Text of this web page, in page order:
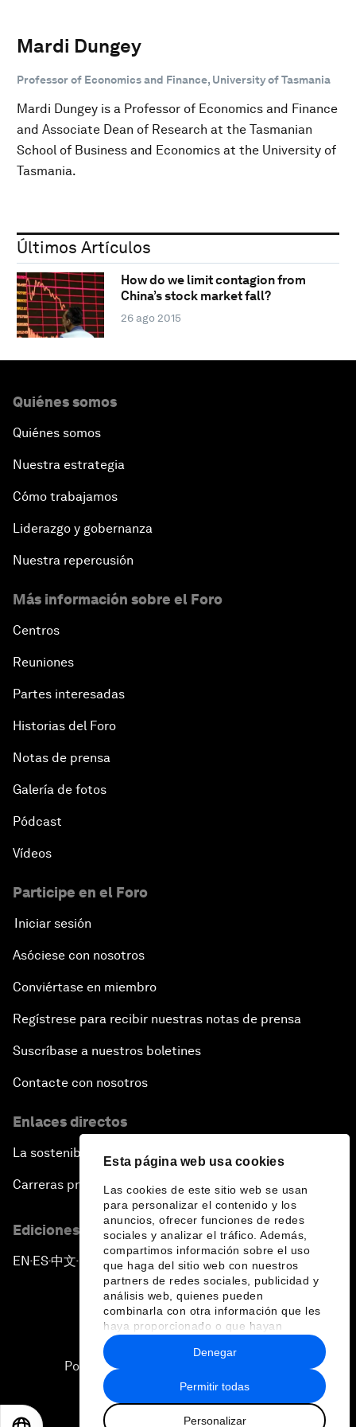
Esta página web usa cookies
Las cookies de este sitio web se usan
para personalizar el contenido y los
anuncios, ofrecer funciones de redes
sociales y analizar el tráfico. Además,
compartimos información sobre el uso
que haga del sitio web con nuestros
partners de redes sociales, publicidad y
análisis web, quienes pueden
combinarla con otra información que les
haya proporcionado o que hayan
recopilado a partir del uso que haya
hecho de sus servicios.
Permitir todas
Personalizar
Denegar
Mardi Dungey
Professor of Economics and Finance, University of Tasmania
Mardi Dungey is a Professor of Economics and Finance
and Associate Dean of Research at the Tasmanian
School of Business and Economics at the University of
Tasmania.
Últimos Artículos
How do we limit contagion from
China’s stock market fall?
26 ago 2015
Quiénes somos
Quiénes somos
Nuestra estrategia
Cómo trabajamos
Liderazgo y gobernanza
Nuestra repercusión
Más información sobre el Foro
Centros
Reuniones
Partes interesadas
Historias del Foro
Notas de prensa
Galería de fotos
Pódcast
Vídeos
Participe en el Foro
Iniciar sesión
Asóciese con nosotros
Conviértase en miembro
Regístrese para recibir nuestras notas de prensa
Suscríbase a nuestros boletines
Contacte con nosotros
Enlaces directos
La sostenibilidad en el Foro
Carreras profesionales
Ediciones en otros idiomas
EN ▪ES▪中文▪ 日本語
Política de privacidad y normas de uso
Sitemap